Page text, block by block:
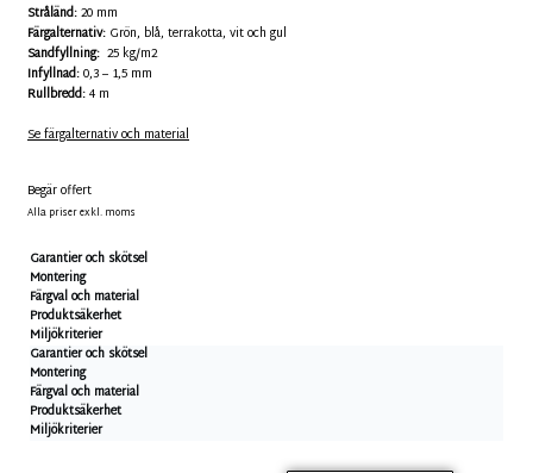
Stråländ:20 mm
Färgalternativ: Grön, blå, terrakotta, vit och gul
Sandfyllning: 25 kg/m2
Infyllnad:0,3 – 1,5 mm
Rullbredd:4 m
Se färgalternativ och material
Begär offert
Alla priser exkl. moms
Garantier och skötsel
Montering
Färgval och material
Produktsäkerhet
Miljökriterier
Garantier och skötsel
Montering
Färgval och material
Produktsäkerhet
Miljökriterier